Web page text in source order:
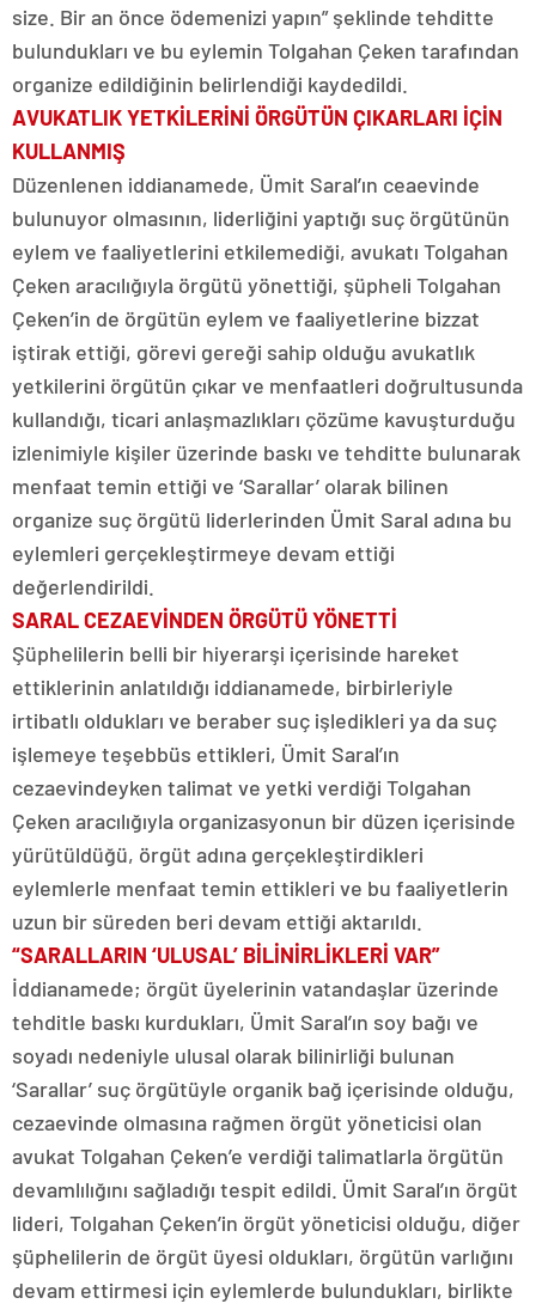
size. Bir an önce ödemenizi yapın” şeklinde tehditte
bulundukları ve bu eylemin Tolgahan Çeken tarafından
organize edildiğinin belirlendiği kaydedildi.
AVUKATLIK YETKİLERİNİ ÖRGÜTÜN ÇIKARLARI İÇİN
KULLANMIŞ
Düzenlenen iddianamede, Ümit Saral’ın ceaevinde
bulunuyor olmasının, liderliğini yaptığı suç örgütünün
eylem ve faaliyetlerini etkilemediği, avukatı Tolgahan
Çeken aracılığıyla örgütü yönettiği, şüpheli Tolgahan
Çeken’in de örgütün eylem ve faaliyetlerine bizzat
iştirak ettiği, görevi gereği sahip olduğu avukatlık
yetkilerini örgütün çıkar ve menfaatleri doğrultusunda
kullandığı, ticari anlaşmazlıkları çözüme kavuşturduğu
izlenimiyle kişiler üzerinde baskı ve tehditte bulunarak
menfaat temin ettiği ve ‘Sarallar’ olarak bilinen
organize suç örgütü liderlerinden Ümit Saral adına bu
eylemleri gerçekleştirmeye devam ettiği
değerlendirildi.
SARAL CEZAEVİNDEN ÖRGÜTÜ YÖNETTİ
Şüphelilerin belli bir hiyerarşi içerisinde hareket
ettiklerinin anlatıldığı iddianamede, birbirleriyle
irtibatlı oldukları ve beraber suç işledikleri ya da suç
işlemeye teşebbüs ettikleri, Ümit Saral’ın
cezaevindeyken talimat ve yetki verdiği Tolgahan
Çeken aracılığıyla organizasyonun bir düzen içerisinde
yürütüldüğü, örgüt adına gerçekleştirdikleri
eylemlerle menfaat temin ettikleri ve bu faaliyetlerin
uzun bir süreden beri devam ettiği aktarıldı.
“SARALLARIN ‘ULUSAL’ BİLİNİRLİKLERİ VAR”
İddianamede; örgüt üyelerinin vatandaşlar üzerinde
tehditle baskı kurdukları, Ümit Saral’ın soy bağı ve
soyadı nedeniyle ulusal olarak bilinirliği bulunan
‘Sarallar’ suç örgütüyle organik bağ içerisinde olduğu,
cezaevinde olmasına rağmen örgüt yöneticisi olan
avukat Tolgahan Çeken’e verdiği talimatlarla örgütün
devamlılığını sağladığı tespit edildi. Ümit Saral’ın örgüt
lideri, Tolgahan Çeken’in örgüt yöneticisi olduğu, diğer
şüphelilerin de örgüt üyesi oldukları, örgütün varlığını
devam ettirmesi için eylemlerde bulundukları, birlikte